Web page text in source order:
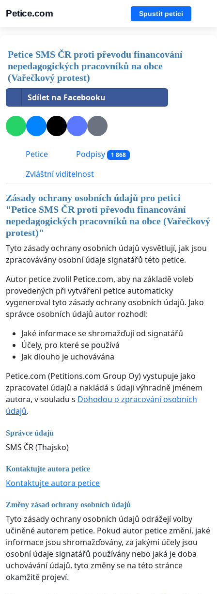
Petice.com Spustit petici
Petice SMS ČR proti převodu financování
nepedagogických pracovníků na obce
(Vařečkový protest)
Sdílet na Facebooku
Petice Podpisy 1 868
Zvláštní viditelnost
Zásady ochrany osobních údajů pro petici
"Petice SMS ČR proti převodu financování
nepedagogických pracovníků na obce (Vařečkový
protest)"
Tyto zásady ochrany osobních údajů vysvětlují, jak jsou
zpracovávány osobní údaje signatářů této petice.
Autor petice zvolil Petice.com, aby na základě voleb
provedených při vytváření petice automaticky
vygeneroval tyto zásady ochrany osobních údajů. Jako
správce osobních údajů autor rozhodl:
Jaké informace se shromažďují od signatářů
Účely, pro které se používá
Jak dlouho je uchovávána
Petice.com (Petitions.com Group Oy) vystupuje jako
zpracovatel údajů a nakládá s údaji výhradně jménem
autora, v souladu s Dohodou o zpracování osobních
údajů.
Správce údajů
SMS ČR (Thajsko)
Kontaktujte autora petice
Kontaktujte autora petice
Změny zásad ochrany osobních údajů
Tyto zásady ochrany osobních údajů odrážejí volby
učiněné autorem petice. Pokud autor petice změní, jaké
informace jsou shromažďovány, za jakými účely jsou
osobní údaje signatářů používány nebo jaká je doba
uchovávání údajů, tyto změny se na této stránce
okamžitě projeví.